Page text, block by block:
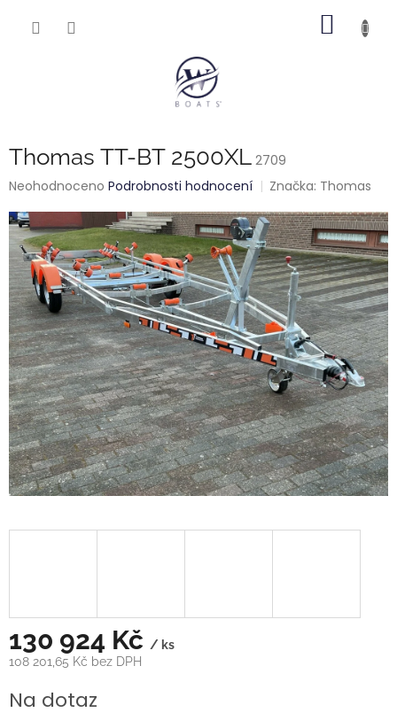
Thomas TT-BT 2500XL 2709
Průměrné
produktu
je
0,0
z
5
hvězdiček.
Neohodnoceno Podrobnosti hodnocení Značka: Thomas
130 924 Kč / ks
108 201,65 Kč bez DPH
cena:
Na dotaz